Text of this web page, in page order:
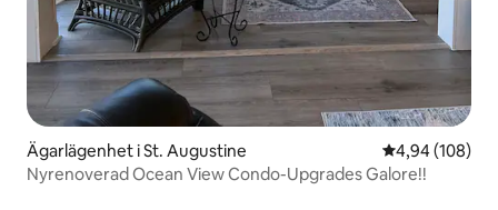
Ägarlägenhet i St. Augustine 4,94 av 5 i
4,94 (108)
Nyrenoverad Ocean View Condo-Upgrades Galore!!